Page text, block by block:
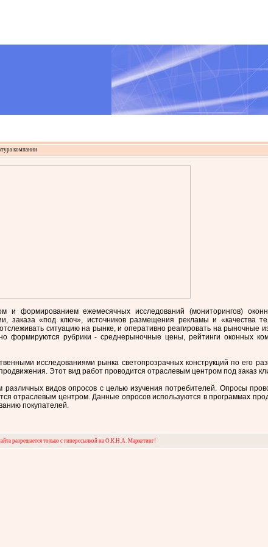
компании
и формированием ежемесячных исследований (мониторингов)
заказа «под ключ», источников размещения рекламы и «качества
ситуацию на рынке, и оперативно реагировать на рыночные
формируются рубрики - среднерыночные цены, рейтинги оконных
исследованиями рынка светопрозрачных конструкций по его
Этот вид работ проводится отраслевым центром под заказ
различных видов опросов с целью изучения потребителей. Опросы
отраслевым центром. Данные опросов используются в программах
покупателей.
разрешается только с гиперссылкой на О.К.Н.А. Маркетинг!